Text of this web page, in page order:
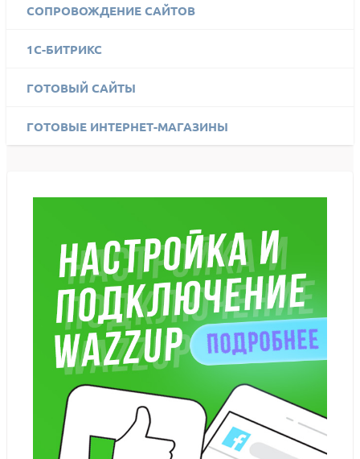
СОПРОВОЖДЕНИЕ САЙТОВ
1C-БИТРИКС
ГОТОВЫЙ САЙТЫ
ГОТОВЫЕ ИНТЕРНЕТ-МАГАЗИНЫ